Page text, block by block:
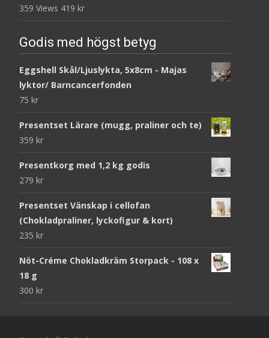
359 Views 419 kr
Godis med högst betyg
Eggshell Skål/Ljuslykta, 5x8cm - Majas
lyktor/ Barncancerfonden
75 kr
Presentset Lärare (mugg, praliner och te)
359 kr
Presentkorg med 1,2 kg godis
279 kr
Presentset Vänskap i cellofan
(Chokladpraliner, lyckofigur & kort)
235 kr
Nöt-Créme Chokladkräm Storpack - 108 x
18 g
300 kr